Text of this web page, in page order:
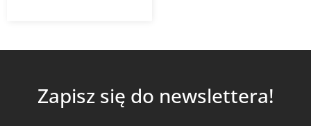
Zapisz się do newslettera!